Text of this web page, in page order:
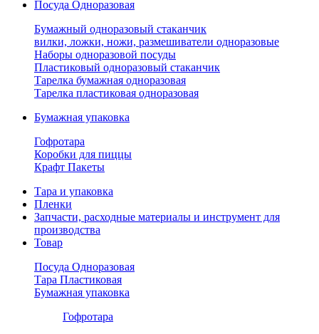
Посуда Одноразовая
Бумажный одноразовый стаканчик
вилки, ложки, ножи, размешиватели одноразовые
Наборы одноразовой посуды
Пластиковый одноразовый стаканчик
Тарелка бумажная одноразовая
Тарелка пластиковая одноразовая
Бумажная упаковка
Гофротара
Коробки для пиццы
Крафт Пакеты
Тара и упаковка
Пленки
Запчасти, расходные материалы и инструмент для
производства
Товар
Посуда Одноразовая
Тара Пластиковая
Бумажная упаковка
Гофротара